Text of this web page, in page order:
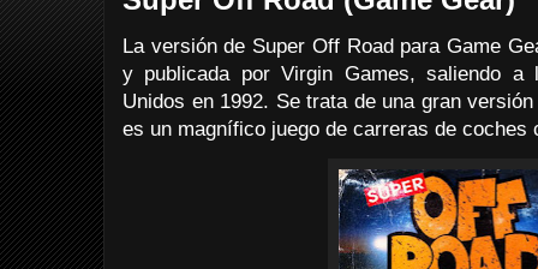
La versión de Super Off Road para Game
y publicada por Virgin Games, saliendo
Unidos en 1992. Se trata de una gran
es un magnífico juego de carreras de coches